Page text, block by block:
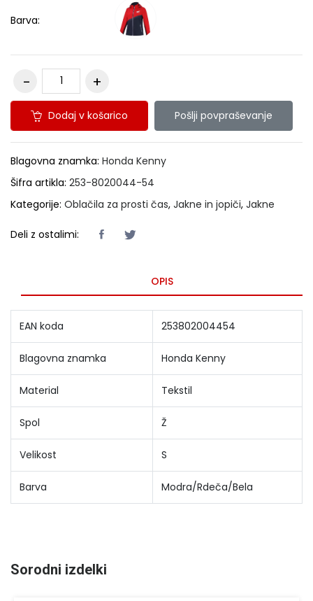
Barva:
Dodaj v košarico Pošlji povpraševanje
Blagovna znamka: Honda Kenny
Šifra artikla: 253-8020044-54
Kategorije: Oblačila za prosti čas, Jakne in jopiči, Jakne
Deli z ostalimi:
OPIS
EAN koda 253802004454
Blagovna znamka Honda Kenny
Material Tekstil
Spol Ž
Velikost S
Barva Modra/Rdeča/Bela
Sorodni izdelki